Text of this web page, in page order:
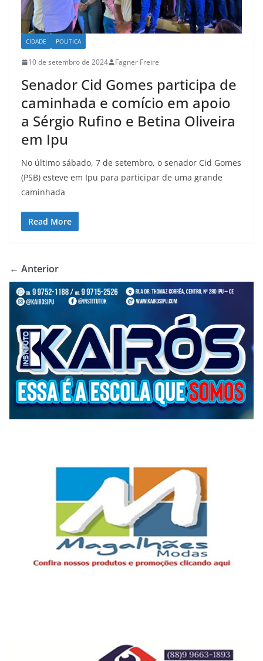
CIDADE POLITICA
10 de setembro de 2024 Fagner Freire
Senador Cid Gomes participa de
caminhada e comício em apoio
a Sérgio Rufino e Betina Oliveira
em Ipu
No último sábado, 7 de setembro, o senador Cid Gomes
(PSB) esteve em Ipu para participar de uma grande
caminhada
Read More
← Anterior